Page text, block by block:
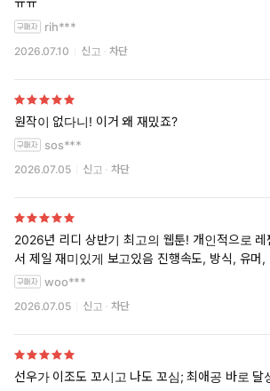
rih***
2026.07.10 신고 차단
원작이 없다니! 이거 왜 재밌죠?
sos***
2026.07.05 신고 차단
2026년 리디 상반기 최고의 웹툰! 개인적으로 레
서 제일 재미있게 보고있음 진행속도, 방식, 유머,
woo***
2026.07.05 신고 차단
선우가 이조도 꼬시고 나도 꼬심; 최애공 바로 달